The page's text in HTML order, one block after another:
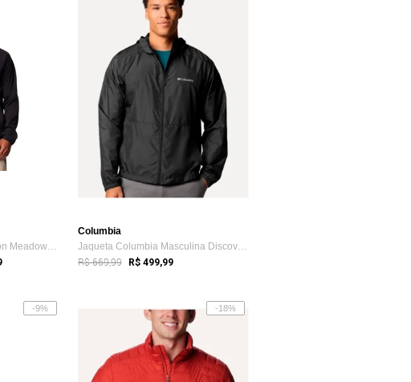
Jaqueta Columbia Canyon Meadows II Softs...
Columbia
Jaqueta Columbia Masculina Discovery Loo...
R$ 669,99 R$ 499,99
-9% -18%